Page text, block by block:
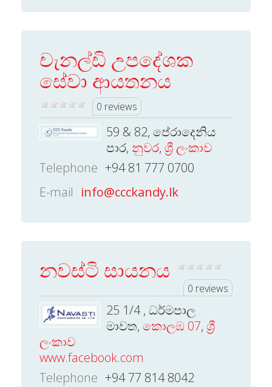
චැනල්ඩි උපදේශක
සේවා ආයතනය
0 reviews
59 & 82, පේරාදෙනිය
පාර, නුවර, ශ්‍රී ලංකාව
Telephone +94 81 777 0700
E-mail info@ccckandy.lk
නවස්ටි සායනය
0 reviews
25 1/4 , ධර්මපාල
මාවත, කොලඹ 07, ශ්‍රී
ලංකාව
www.facebook.com
Telephone +94 77 814 8042